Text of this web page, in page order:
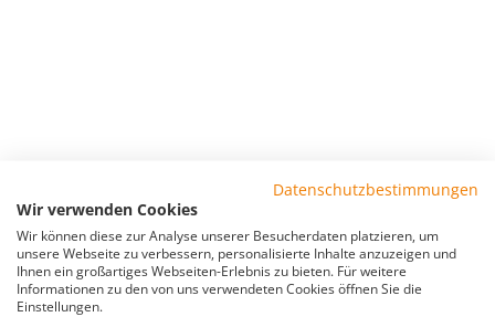
Datenschutzbestimmungen
Wir verwenden Cookies
Wir können diese zur Analyse unserer Besucherdaten platzieren, um
unsere Webseite zu verbessern, personalisierte Inhalte anzuzeigen und
Ihnen ein großartiges Webseiten-Erlebnis zu bieten. Für weitere
Informationen zu den von uns verwendeten Cookies öffnen Sie die
Einstellungen.